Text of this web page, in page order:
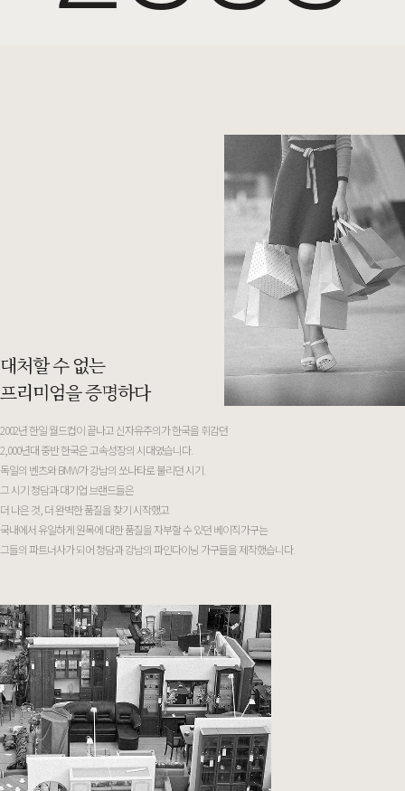
1995
2000
2005
2008
2010
2015
대처할 수 없는
프리미엄을 증명하다
2002년 한일 월드컵이 끝나고 신자유주의가 한국을 휘감던
2,000년대 중반 한국은 고속성장의 시대였습니다.
독일의 벤츠와 BMW가 강남의 쏘나타로 불리던 시기.
그 시기 청담과 대기업 브랜드들은
더 나은 것, 더 완벽한 품질을 찾기 시작했고
국내에서 유일하게 원목에 대한 품질을 자부할 수 있던 베이직가구는
그들의 파트너사가 되어 청담과 강남의 파인다이닝 가구들을 제작했습니다.